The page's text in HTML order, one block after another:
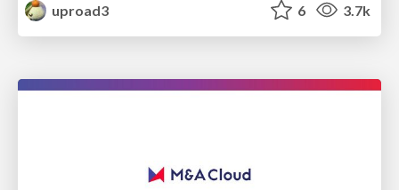
uproad3
6 3.7k